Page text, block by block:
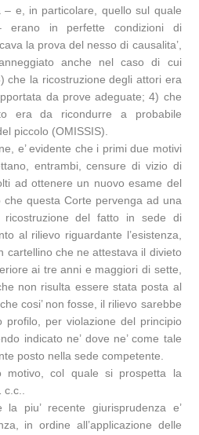
– e, in particolare, quello sul quale
erano in perfette condizioni di
la prova del nesso di causalita’,
anche nel caso di cui
che la ricostruzione degli attori era
da prove adeguate; 4) che
era da ricondurre a probabile
piccolo (OMISSIS).
e’ evidente che i primi due motivi
entrambi, censure di vizio di
ad ottenere un nuovo esame del
che questa Corte pervenga ad una
del fatto in sede di
al rilievo riguardante l’esistenza,
cartellino che ne attestava il divieto
ai tre anni e maggiori di sette,
non risulta essere stata posta al
cosi’ non fosse, il rilievo sarebbe
profilo, per violazione del principio
indicato ne’ dove ne’ come tale
posto nella sede competente.
motivo, col quale si prospetta la
piu’ recente giurisprudenza e’
in ordine all’applicazione delle